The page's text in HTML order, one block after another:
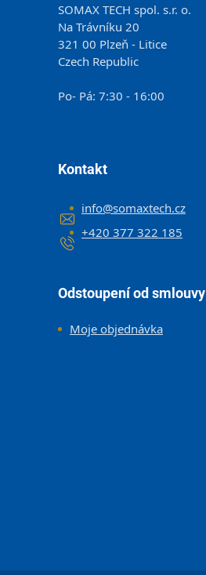
SOMAX TECH spol. s.r. o.
Na Trávníku 20
321 00 Plzeň - Litice
Czech Republic
Po- Pá: 7:30 - 16:00
Kontakt
info@somaxtech.cz
+420 377 322 185
Odstoupení od smlouvy
Moje objednávka